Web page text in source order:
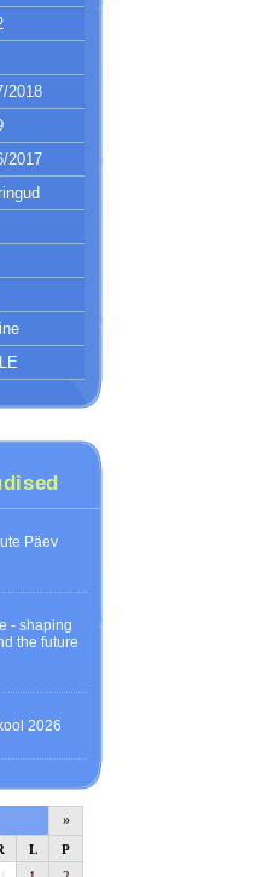
2018
2017
Päev
- shaping
the future
2026
»
L
P